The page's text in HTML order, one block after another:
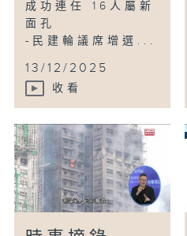
成功連任 16人屬新
面孔
-民建輪議席增選...
13/12/2025
收看